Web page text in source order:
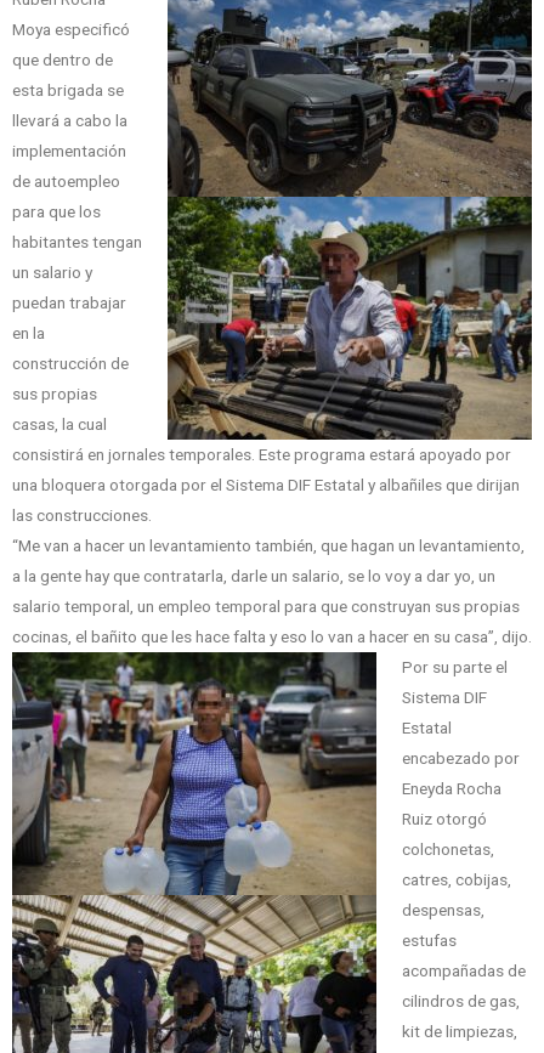
Moya especificó
que dentro de
esta brigada se
llevará a cabo la
implementación
de autoempleo
para que los
habitantes tengan
un salario y
puedan trabajar
en la
construcción de
sus propias
casas, la cual
consistirá en jornales temporales. Este programa estará apoyado por
una bloquera otorgada por el Sistema DIF Estatal y albañiles que dirijan
las construcciones.
“Me van a hacer un levantamiento también, que hagan un levantamiento,
a la gente hay que contratarla, darle un salario, se lo voy a dar yo, un
salario temporal, un empleo temporal para que construyan sus propias
cocinas, el bañito que les hace falta y eso lo van a hacer en su casa”, dijo.
Por su parte el
Sistema DIF
Estatal
encabezado por
Eneyda Rocha
Ruiz otorgó
colchonetas,
catres, cobijas,
despensas,
estufas
acompañadas de
cilindros de gas,
kit de limpiezas,